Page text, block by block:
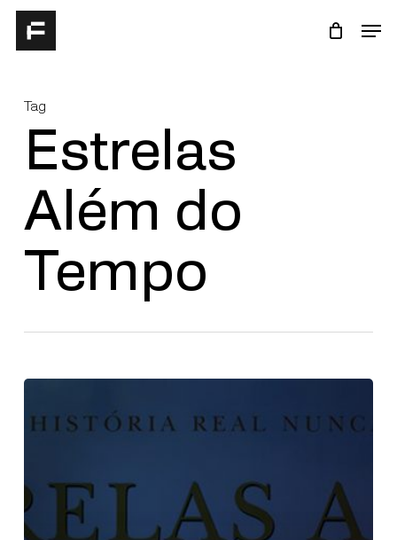
Skip
Tag
Estrelas
Além do
Tempo